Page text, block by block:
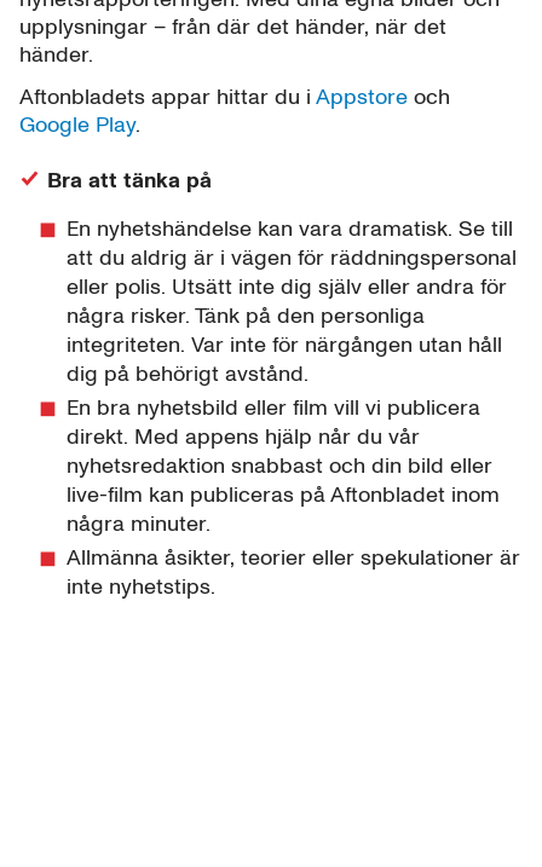
upplysningar – från där det händer, när det
händer.
Aftonbladets appar hittar du i Appstore och
Google Play.
Bra att tänka på
En nyhetshändelse kan vara dramatisk. Se till
att du aldrig är i vägen för räddningspersonal
eller polis. Utsätt inte dig själv eller andra för
några risker. Tänk på den personliga
integriteten. Var inte för närgången utan håll
dig på behörigt avstånd.
En bra nyhetsbild eller film vill vi publicera
direkt. Med appens hjälp når du vår
nyhetsredaktion snabbast och din bild eller
live-film kan publiceras på Aftonbladet inom
några minuter.
Allmänna åsikter, teorier eller spekulationer är
inte nyhetstips.